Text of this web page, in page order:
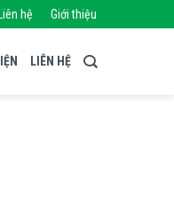
Liên hệ Giới thiệu
LIÊN HỆ